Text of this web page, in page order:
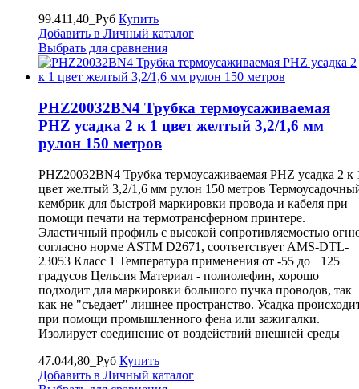
99.411,40_Руб Купить
Добавить в Личный каталог
Выбрать для сравнения
PHZ20032BN4 Трубка термоусаживаемая
PHZ усадка 2 к 1 цвет желтый 3,2/1,6 мм
рулон 150 метров
PHZ20032BN4 Трубка термоусаживаемая PHZ усадка 2 к
цвет желтый 3,2/1,6 мм рулон 150 метров
кембрик для быстрой маркировки провода и кабеля при
помощи печати на термотрансферном принтере.
Эластичный профиль с высокой сопротивляемостью
согласно норме ASTM D2671, соответствует AMS-DTL-
23053 Класс 1 Температура применения от -55 до +125
градусов Цельсия Материал - полиолефин, хорошо
подходит для маркировки большого пучка проводов, так
как не "съедает" лишнее пространство. Усадка
при помощи промышленного фена или зажигалки.
Изолирует соединение от воздействий внешней среды
47.044,80_Руб Купить
Добавить в Личный каталог